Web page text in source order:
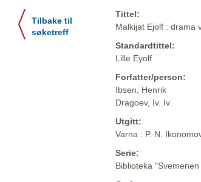
Tilbake til
søketreff
Tittel:
Malkijat Ejolf : drama
Standardtittel:
Lille Eyolf
Forfatter/person:
Ibsen, Henrik
Dragoev, Iv. Iv.
Utgitt:
Varna : P. N.
Serie:
Biblioteka